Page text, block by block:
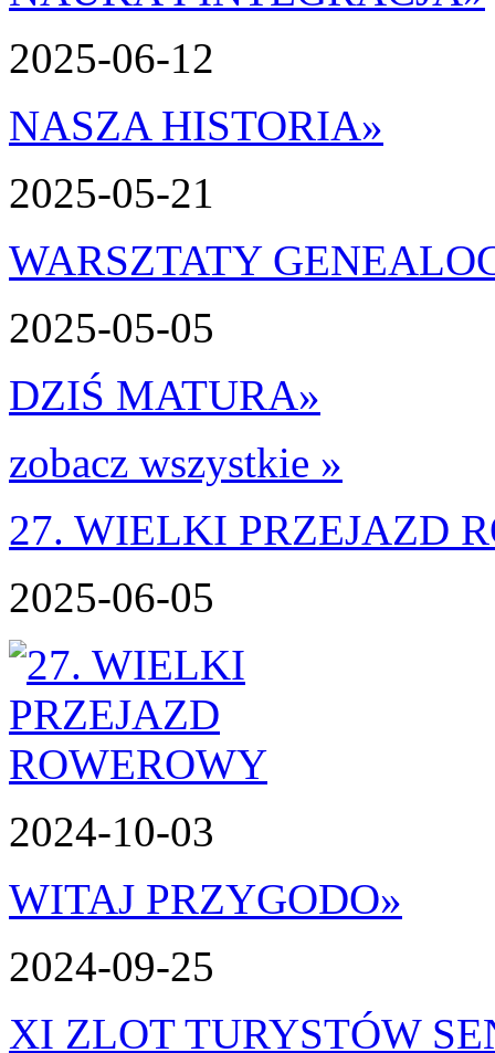
2025-06-12
NASZA HISTORIA»
2025-05-21
WARSZTATY
2025-05-05
DZIŚ MATURA»
zobacz wszystkie »
27. WIELKI PRZEJAZD
2025-06-05
2024-10-03
WITAJ PRZYGODO»
2024-09-25
XI ZLOT TURYSTÓW